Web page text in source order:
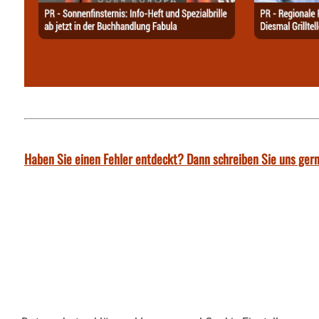
Haben Sie einen Fehler entdeckt? Dann schreiben Sie uns